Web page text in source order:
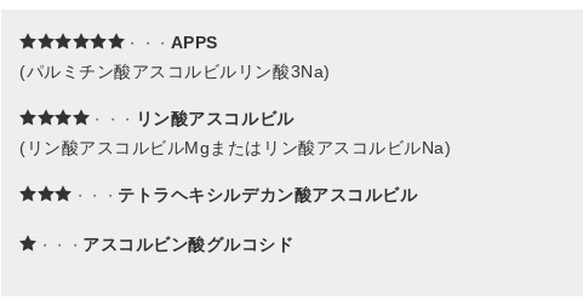
・・・ APPS
(パルミチン酸アスコルビルリン酸3Na)
・・・
リン酸アスコルビル
(リン酸アスコルビルMgまたはリン酸アスコルビルNa)
・・・ テトラヘキシルデカン酸アスコルビル
・・・ アスコルビン酸グルコシド